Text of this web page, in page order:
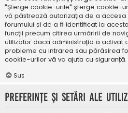
"Șterge cookie-urile" șterge cookie-
vă păstrează autorizația de a accesa
forumului și de a fi identificat la
funcții precum citirea urmăririi de
utilizator dacă administrația a activat
probleme cu intrarea sau părăsirea
cookie-urilor vă va ajuta cu siguranță.
Sus
Preferințe și setări ale